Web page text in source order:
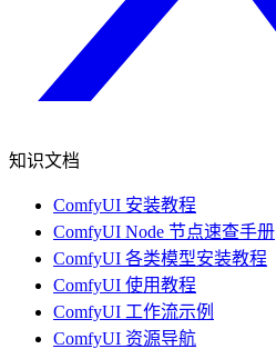
知识文档
ComfyUI 安装教程
ComfyUI Node 节点速查手册
ComfyUI 各类模型安装教程
ComfyUI 使用教程
ComfyUI 工作流示例
ComfyUI 资源导航